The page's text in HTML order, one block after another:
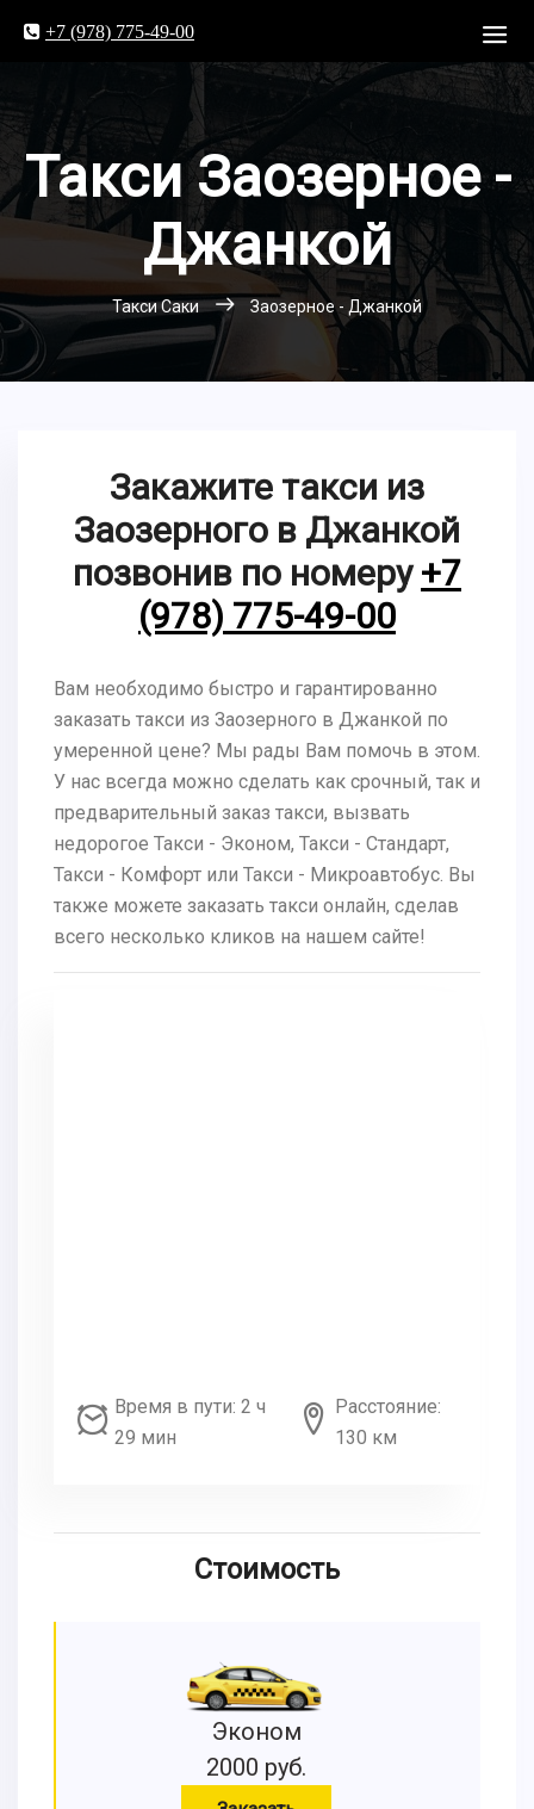
+7 (978) 775-49-00
Такси Заозерное -
Джанкой
Такси Саки Заозерное - Джанкой
Закажите такси из
Заозерного в Джанкой
позвонив по номеру +7
(978) 775-49-00
Вам необходимо быстро и гарантированно
заказать такси из Заозерного в Джанкой по
умеренной цене? Мы рады Вам помочь в этом.
У нас всегда можно сделать как срочный, так и
предварительный заказ такси, вызвать
недорогое Такси - Эконом, Такси - Стандарт,
Такси - Комфорт или Такси - Микроавтобус. Вы
также можете заказать такси онлайн, сделав
всего несколько кликов на нашем сайте!
Время в пути: 2 ч
29 мин
Расстояние:
130 км
Стоимость
Эконом
2000 руб.